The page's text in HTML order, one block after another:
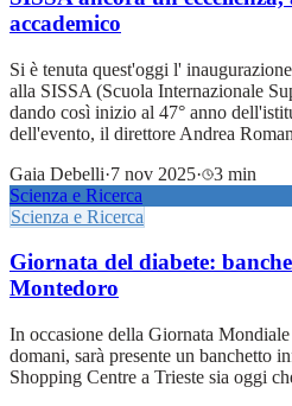
accademico
Si è tenuta quest'oggi l'
alla SISSA (Scuola Internazionale
dando così inizio al 47° anno
dell'evento, il direttore Andrea
Gaia Debelli·7 nov 2025·
3 min
Scienza e Ricerca
Scienza e Ricerca
Giornata del diabete:
Montedoro
In occasione della Giornata
domani, sarà presente un banchetto
Shopping Centre a Trieste sia oggi